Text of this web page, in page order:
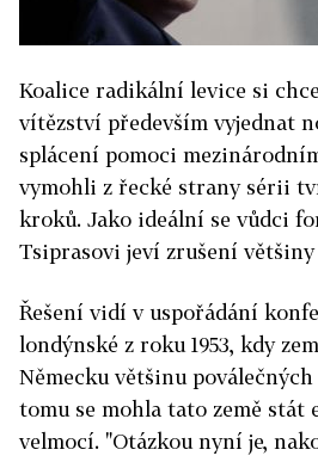
Koalice radikální levice si
vítězství především vyjednat
splácení pomoci
vymohli z řecké strany sérii
kroků. Jako ideální se vůdci
Tsiprasovi jeví zrušení
Řešení vidí v uspořádání
londýnské z roku 1953, kdy
Německu většinu
tomu se mohla tato země stát
velmocí. "Otázkou nyní je,